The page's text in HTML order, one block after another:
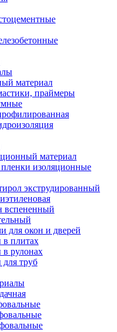
материал
праймеры
материал
изоляционные
экструдированный
вспененный
для окон и дверей
в плитах
в рулонах
для труб